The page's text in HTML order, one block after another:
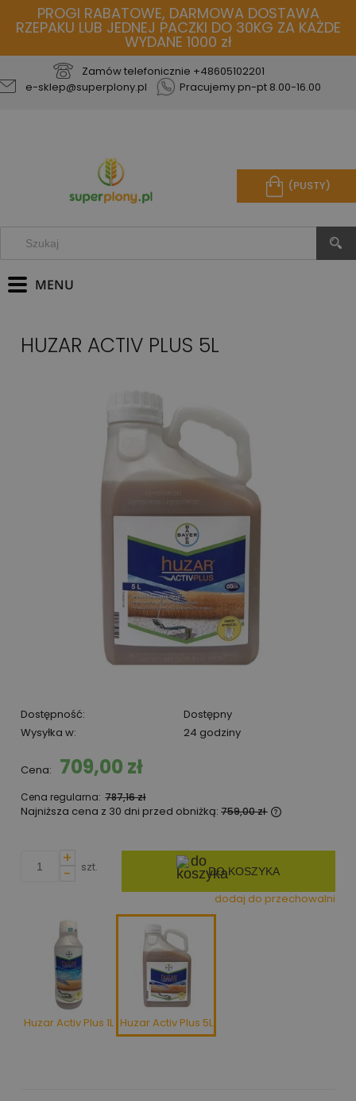
PROGI RABATOWE, DARMOWA DOSTAWA
RZEPAKU LUB JEDNEJ PACZKI DO 30KG ZA KAŻDE
WYDANE 1000 zł
Zamów telefonicznie +48605102201
e-sklep@superplony.pl
Pracujemy pn-pt 8.00-16.00
(PUSTY)
HUZAR ACTIV PLUS 5L
Dostępność:
Dostępny
Wysyłka w:
24 godziny
Cena: 709,00 zł
Cena regularna: 787,16 zł
Najniższa cena z 30 dni przed obniżką: 759,00 zł
Huzar Activ Plus 1L Huzar Activ Plus 5L
+
-
szt. DO KOSZYKA
dodaj do przechowalni